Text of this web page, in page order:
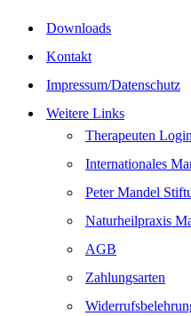
Downloads
Kontakt
Impressum/Datenschutz
Weitere Links
Therapeuten
Internationales
Peter Mandel
Naturheilpraxis
AGB
Zahlungsarten